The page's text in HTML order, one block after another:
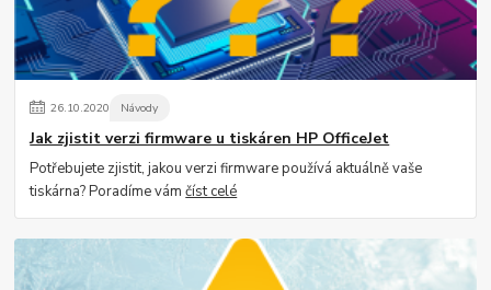
26.10.2020 Návody
Jak zjistit verzi firmware u tiskáren HP OfficeJet
Potřebujete zjistit, jakou verzi firmware používá aktuálně vaše
tiskárna? Poradíme vámčíst celé